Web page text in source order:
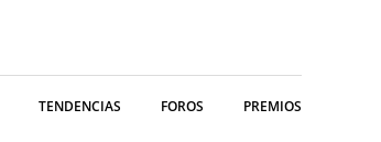
TENDENCIAS FOROS PREMIOS